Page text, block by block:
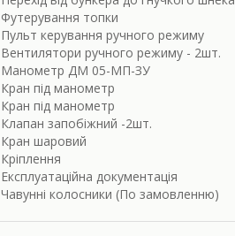
Футерування топки
Пульт керування ручного режиму
Вентилятори ручного режиму - 2шт.
Манометр ДМ 05-МП-ЗУ
Кран під манометр
Кран під манометр
Клапан запобіжний -2шт.
Кран шаровий
Кріплення
Експлуатаційна документація
Чавунні колосники (По замовленню)